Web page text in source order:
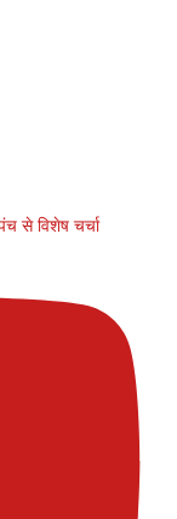
से विशेष चर्चा